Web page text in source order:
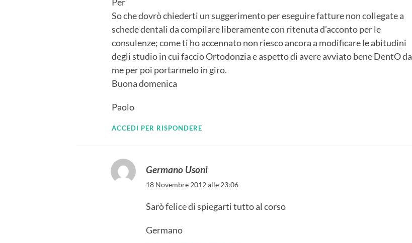
So che dovrò chiederti un suggerimento per eseguire fatture non collegate a
schede dentali da compilare liberamente con ritenuta d’acconto per le
consulenze; come ti ho accennato non riesco ancora a modificare le abitudini
degli studio in cui faccio Ortodonzia e aspetto di avere avviato bene DentO da
me per poi portarmelo in giro.
Buona domenica
Paolo
ACCEDI PER RISPONDERE
Germano Usoni
18 Novembre 2012 alle 23:06
Sarò felice di spiegarti tutto al corso
Germano